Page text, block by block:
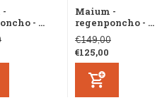
-
- ...
Maium -
regenponcho - ...
€149,00
€125,00